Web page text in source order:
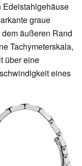
Edelstahlgehäuse
graue
äußeren Rand
Tachymeterskala,
über eine
eines